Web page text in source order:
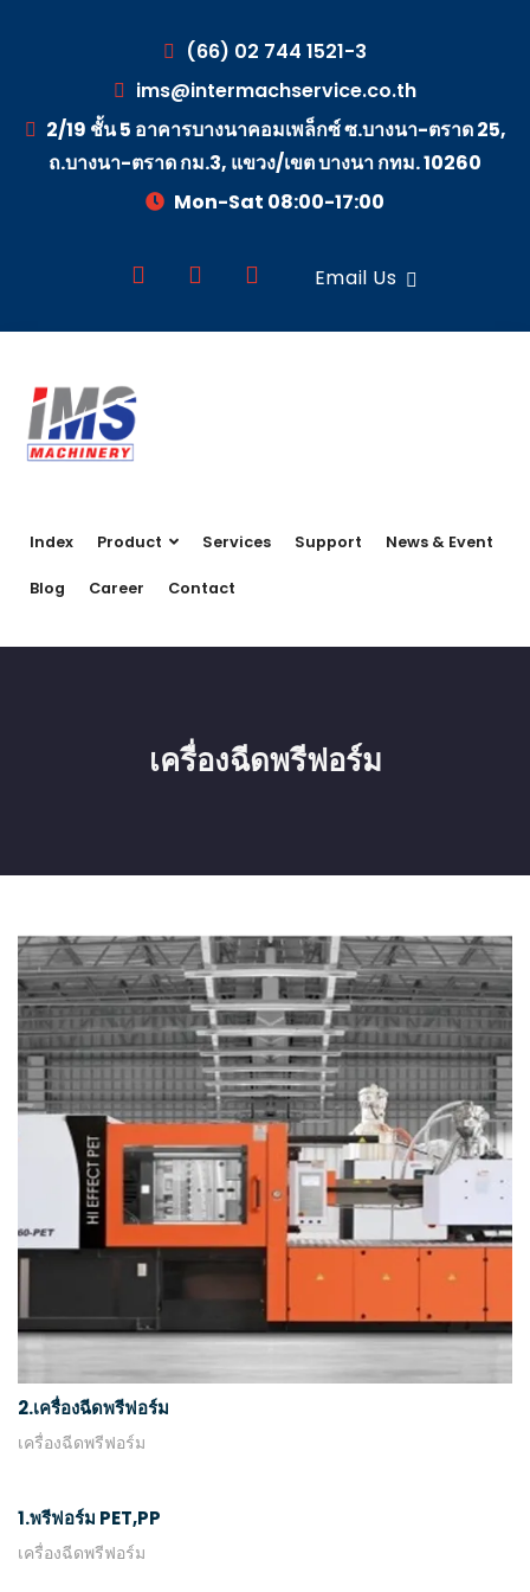
(66) 02 744 1521-3
ims@intermachservice.co.th
2/19 ชั้น 5 อาคารบางนาคอมเพล็กซ์ ซ.บางนา-ตราด 25,
ถ.บางนา-ตราด กม.3, แขวง/เขต บางนา กทม. 10260
Mon-Sat 08:00-17:00
Email Us
Index Product Services Support News & Event
Blog Career Contact
เครื่องฉีดพรีฟอร์ม
2.เครื่องฉีดพรีฟอร์ม
เครื่องฉีดพรีฟอร์ม
1.พรีฟอร์ม PET,PP
เครื่องฉีดพรีฟอร์ม